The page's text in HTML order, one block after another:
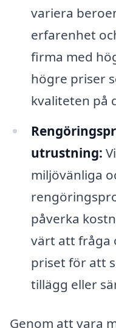
variera
erfarenhet
firma med
högre priser
kvaliteten på
utrustning:
miljövänliga
påverka
värt att fråga
priset för att
tillägg eller
Genom att vara